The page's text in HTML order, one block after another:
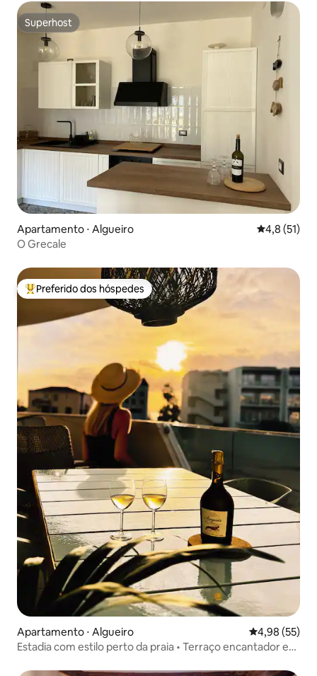
Superhost
Superhost
Apartamento ⋅ Algueiro 4,8 de uma
4,8 (51)
O Grecale
Entre os melhores preferidos dos hóspedes
Preferido dos hóspedes
Apartamento ⋅ Algueiro 4,98 de uma
4,98 (55)
Estadia com estilo perto da praia • Terraço encantador e